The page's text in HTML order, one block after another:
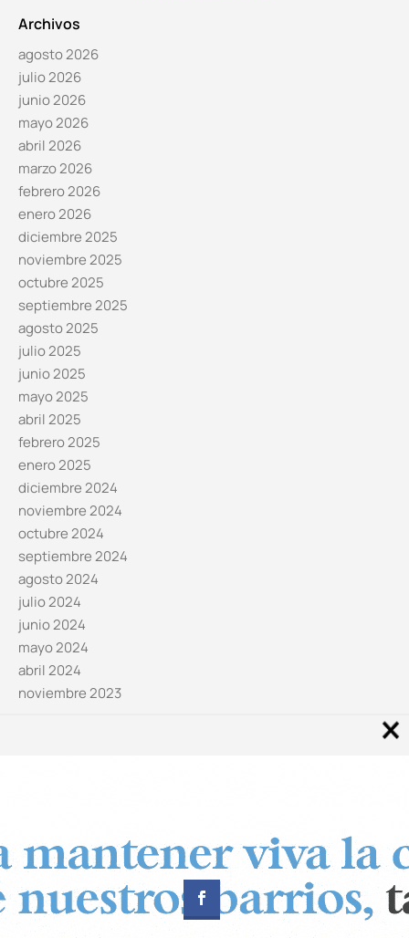
Archivos
agosto 2026
julio 2026
junio 2026
mayo 2026
abril 2026
marzo 2026
febrero 2026
enero 2026
diciembre 2025
noviembre 2025
octubre 2025
septiembre 2025
agosto 2025
julio 2025
junio 2025
mayo 2025
abril 2025
febrero 2025
enero 2025
diciembre 2024
noviembre 2024
octubre 2024
septiembre 2024
agosto 2024
julio 2024
junio 2024
mayo 2024
abril 2024
noviembre 2023